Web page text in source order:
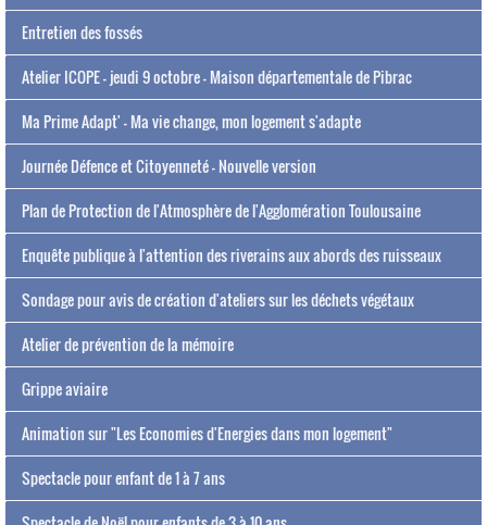
Entretien des fossés
Atelier ICOPE - jeudi 9 octobre - Maison départementale de Pibrac
Ma Prime Adapt' - Ma vie change, mon logement s'adapte
Journée Défence et Citoyenneté - Nouvelle version
Plan de Protection de l'Atmosphère de l'Agglomération Toulousaine
Enquête publique à l'attention des riverains aux abords des ruisseaux
Sondage pour avis de création d'ateliers sur les déchets végétaux
Atelier de prévention de la mémoire
Grippe aviaire
Animation sur "Les Economies d'Energies dans mon logement"
Spectacle pour enfant de 1 à 7 ans